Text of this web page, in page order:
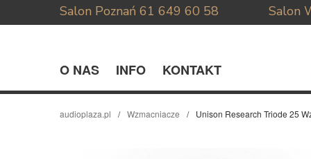
Salon Poznań 61 649 60 58 Salon
O NAS INFO KONTAKT
audioplaza.pl Wzmacniacze Unison Research Triode 25